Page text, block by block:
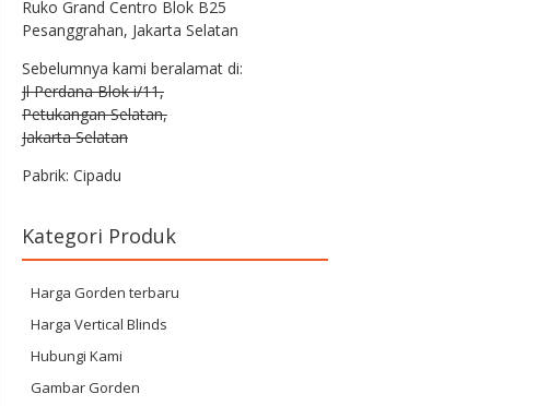
Ruko Grand Centro Blok B25
Pesanggrahan, Jakarta Selatan
Sebelumnya kami beralamat di:
Jl Perdana Blok i/11,
Petukangan Selatan,
Jakarta Selatan
Pabrik: Cipadu
Kategori Produk
Harga Gorden terbaru
Harga Vertical Blinds
Hubungi Kami
Gambar Gorden